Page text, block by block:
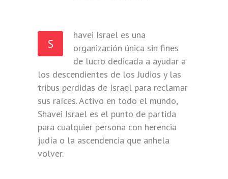
S
havei Israel es una
organización única sin fines
de lucro dedicada a ayudar a
los descendientes de los Judios y las
tribus perdidas de Israel para reclamar
sus raíces. Activo en todo el mundo,
Shavei Israel es el punto de partida
para cualquier persona con herencia
judía o la ascendencia que anhela
volver.